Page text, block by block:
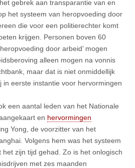
gebrek aan transparantie van en
het systeem van heropvoeding door
die voor een politierechter komt
krijgen. Personen boven 60
door arbeid’ mogen
alleen mogen na vonnis
maar dat is niet onmiddellijk
in eerste instantie voor hervormingen
een aantal leden van het Nationale
en hervormingen
Yong, de voorzitter van het
Volgens hem was het systeem
zijn tijd gehad. Zo is het onlogisch
met zes maanden